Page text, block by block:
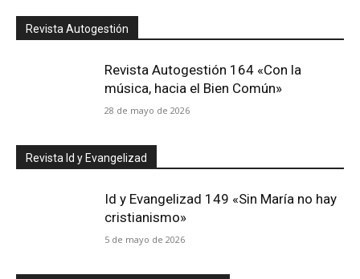
Revista Autogestión
Revista Autogestión 164 «Con la
música, hacia el Bien Común»
28 de mayo de 2026
Revista Id y Evangelizad
Id y Evangelizad 149 «Sin María no hay
cristianismo»
5 de mayo de 2026